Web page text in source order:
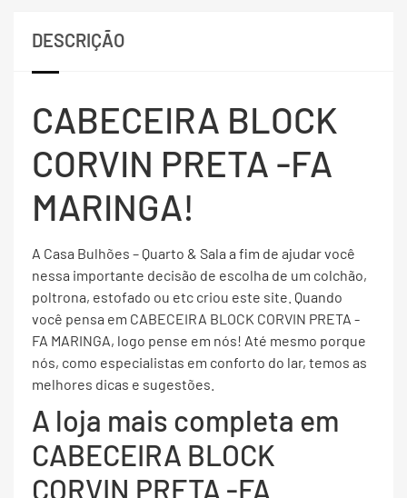
DESCRIÇÃO
CABECEIRA BLOCK
CORVIN PRETA -FA
MARINGA!
A Casa Bulhões – Quarto & Sala a fim de ajudar você
nessa importante decisão de escolha de um colchão,
poltrona, estofado ou etc criou este site. Quando
você pensa em CABECEIRA BLOCK CORVIN PRETA -
FA MARINGA, logo pense em nós! Até mesmo porque
nós, como especialistas em conforto do lar, temos as
melhores dicas e sugestões.
A loja mais completa em
CABECEIRA BLOCK
CORVIN PRETA -FA